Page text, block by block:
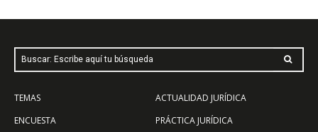
Buscar: Escribe aquí tu búsqueda
TEMAS
ENCUESTA
ACTUALIDAD JURÍDICA
PRÁCTICA JURÍDICA